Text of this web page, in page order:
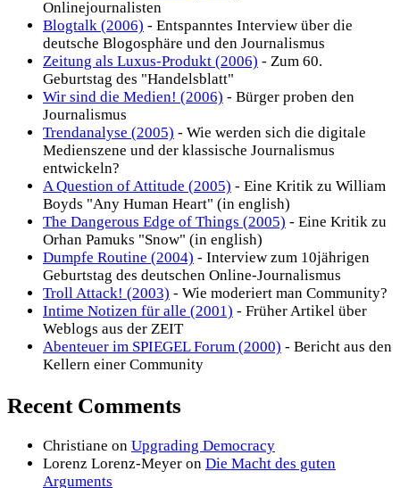
Onlinejournalisten
Blogtalk (2006) - Entspanntes Interview über die
deutsche Blogosphäre und den Journalismus
Zeitung als Luxus-Produkt (2006) - Zum 60.
Geburtstag des "Handelsblatt"
Wir sind die Medien! (2006) - Bürger proben den
Journalismus
Trendanalyse (2005) - Wie werden sich die digitale
Medienszene und der klassische Journalismus
entwickeln?
A Question of Attitude (2005) - Eine Kritik zu William
Boyds "Any Human Heart" (in english)
The Dangerous Edge of Things (2005) - Eine Kritik zu
Orhan Pamuks "Snow" (in english)
Dumpfe Routine (2004) - Interview zum 10jährigen
Geburtstag des deutschen Online-Journalismus
Troll Attack! (2003) - Wie moderiert man Community?
Intime Notizen für alle (2001) - Früher Artikel über
Weblogs aus der ZEIT
Abenteuer im SPIEGEL Forum (2000) - Bericht aus den
Kellern einer Community
Recent Comments
Christiane on Upgrading Democracy
Lorenz Lorenz-Meyer on Die Macht des guten
Arguments